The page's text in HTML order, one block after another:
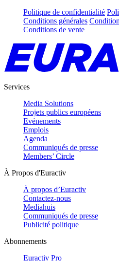
Politique de confidentialité
Conditions générales
Conditions de vente
Services
Media Solutions
Projets publics européens
Evénements
Emplois
Agenda
Communiqués de presse
Members’ Circle
À Propos d'Euractiv
À propos d’Euractiv
Contactez-nous
Mediahuis
Communiqués de presse
Publicité politique
Abonnements
Euractiv Pro